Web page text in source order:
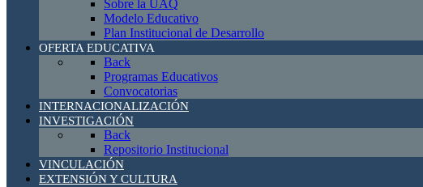
Sobre la UAQ
Modelo Educativo
Plan Institucional de Desarrollo
OFERTA EDUCATIVA
Back
Programas Educativos
Convocatorias
INTERNACIONALIZACIÓN
INVESTIGACIÓN
Back
Repositorio Institucional
VINCULACIÓN
EXTENSIÓN Y CULTURA